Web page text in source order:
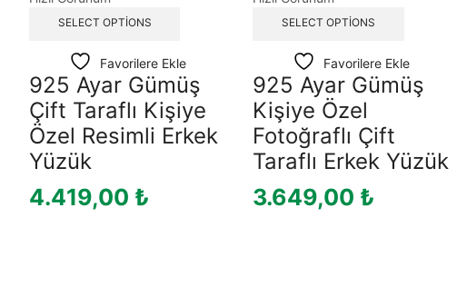
SELECT OPTIONS
Favorilere Ekle
925 Ayar Gümüş
Çift Taraflı Kişiye
Özel Resimli Erkek
Yüzük
4.419,00 ₺
SELECT OPTIONS
Favorilere Ekle
925 Ayar Gümüş
Kişiye Özel
Fotoğraflı Çift
Taraflı Erkek Yüzük
3.649,00 ₺